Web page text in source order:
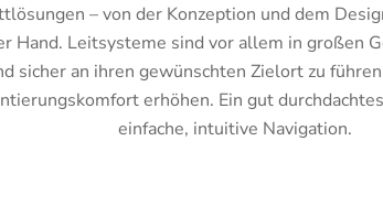
– von der Konzeption und dem
Hand. Leitsysteme sind vor allem in großen
sicher an ihren gewünschten Zielort zu
erhöhen. Ein gut
einfache, intuitive Navigation.